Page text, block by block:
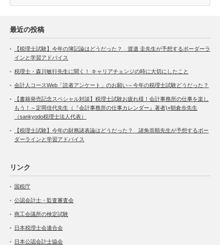
最近の投稿
【税理士試験】今年の簿記論はどうだった？ 渡邉 圭先生が予想するボーダーラ
インと学習アドバイス
税理士・森川敏行先生に聞く！ キャリアチェンジの時に大切にしたこと
会計人コースWeb「読者アンケート」のお願い～今年の税理士試験どうだった？
【書籍発売記念スペシャル対談】税理士試験お疲れ様！会計事務所の仕事を楽し
もう！～定岡佳代先生（『会計事務所の仕事カレンダー』著者)×朝倉歩先生
（sankyodo税理士法人代表）
【税理士試験】今年の財務諸表論はどうだった？ 諸角崇順先生が予想するボー
ダーラインと学習アドバイス
リンク
国税庁
公認会計士・監査審査会
商工会議所の検定試験
日本税理士会連合会
日本公認会計士協会